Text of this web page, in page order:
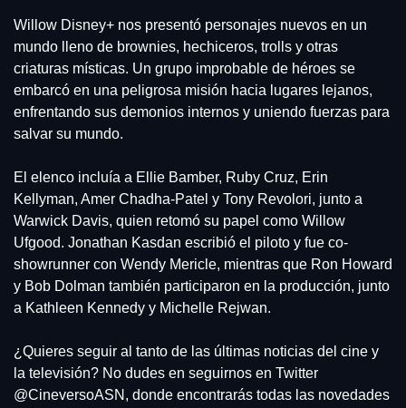
Willow Disney+ nos presentó personajes nuevos en un
mundo lleno de brownies, hechiceros, trolls y otras
criaturas místicas. Un grupo improbable de héroes se
embarcó en una peligrosa misión hacia lugares lejanos,
enfrentando sus demonios internos y uniendo fuerzas para
salvar su mundo.
El elenco incluía a Ellie Bamber, Ruby Cruz, Erin
Kellyman, Amer Chadha-Patel y Tony Revolori, junto a
Warwick Davis, quien retomó su papel como Willow
Ufgood. Jonathan Kasdan escribió el piloto y fue co-
showrunner con Wendy Mericle, mientras que Ron Howard
y Bob Dolman también participaron en la producción, junto
a Kathleen Kennedy y Michelle Rejwan.
¿Quieres seguir al tanto de las últimas noticias del cine y
la televisión? No dudes en seguirnos en Twitter
@CineversoASN, donde encontrarás todas las novedades